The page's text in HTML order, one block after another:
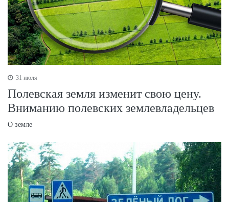
31 июля
Полевская земля изменит свою цену.
Вниманию полевских землевладельцев
О земле